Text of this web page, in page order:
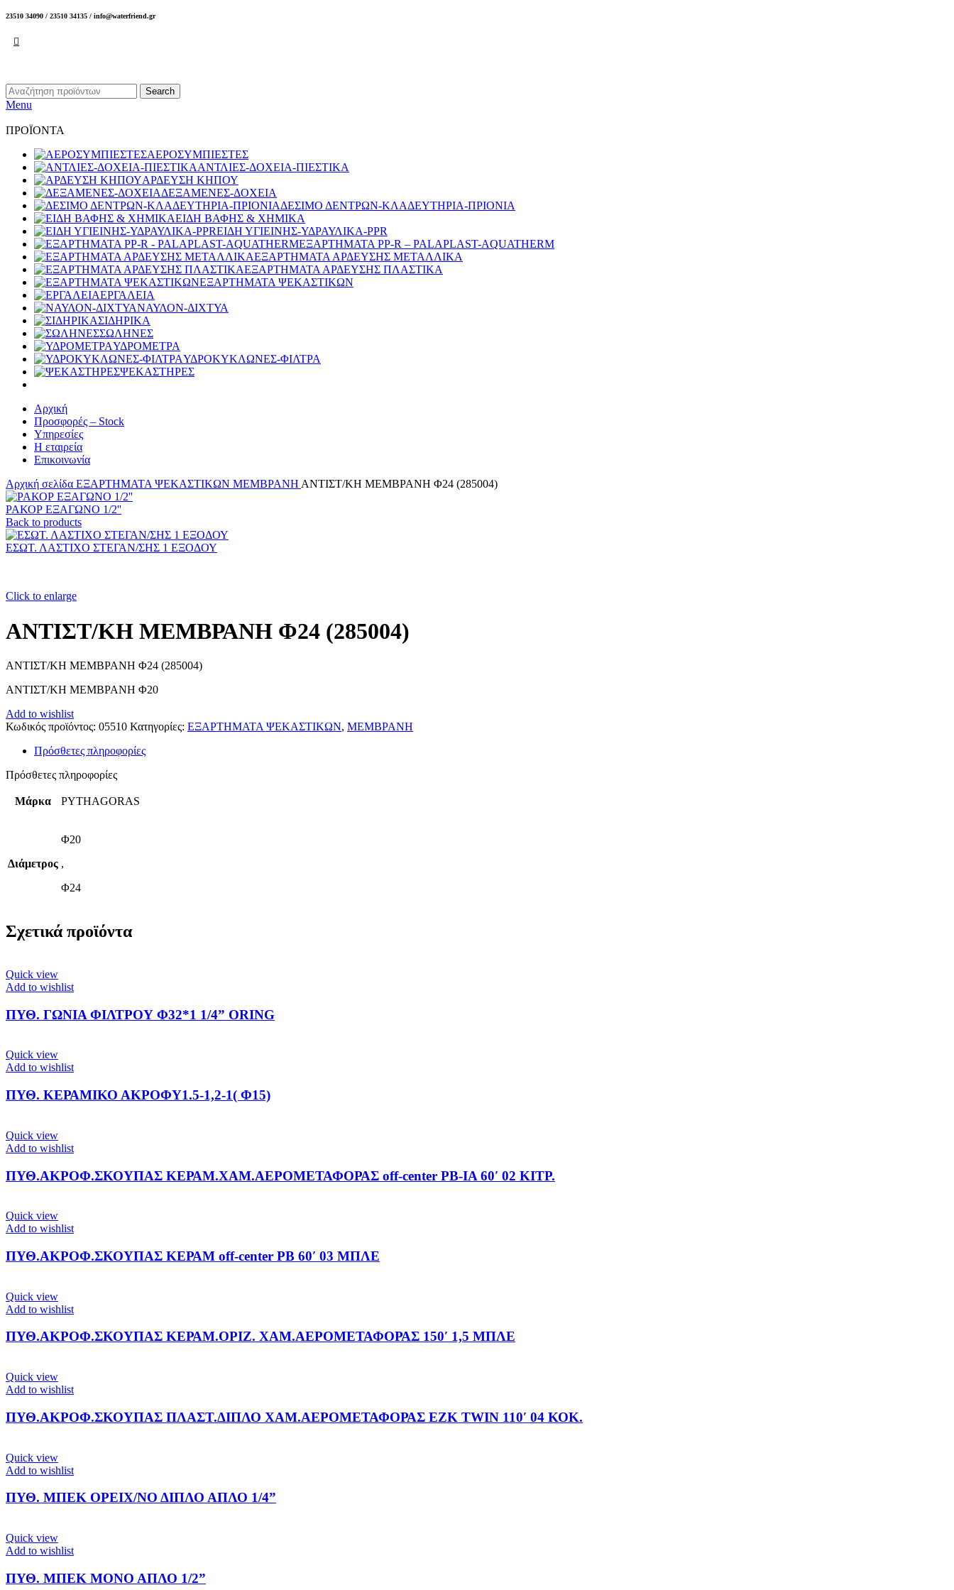
23510 34090 / 23510 34135 / info@waterfriend.gr
Search
Menu
ΠΡΟΪΟΝΤΑ
ΑΕΡΟΣΥΜΠΙΕΣΤΕΣ
ΑΝΤΛΙΕΣ-ΔΟΧΕΙΑ-ΠΙΕΣΤΙΚΑ
ΑΡΔΕΥΣΗ ΚΗΠΟΥ
ΔΕΞΑΜΕΝΕΣ-ΔΟΧΕΙΑ
ΔΕΣΙΜΟ ΔΕΝΤΡΩΝ-ΚΛΑΔΕΥΤΗΡΙΑ-ΠΡΙΟΝΙΑ
ΕΙΔΗ ΒΑΦΗΣ & ΧΗΜΙΚΑ
ΕΙΔΗ ΥΓΙΕΙΝΗΣ-ΥΔΡΑΥΛΙΚΑ-PPR
ΕΞΑΡΤΗΜΑΤΑ PP-R – PALAPLAST-AQUATHERM
ΕΞΑΡΤΗΜΑΤΑ ΑΡΔΕΥΣΗΣ ΜΕΤΑΛΛΙΚΑ
ΕΞΑΡΤΗΜΑΤΑ ΑΡΔΕΥΣΗΣ ΠΛΑΣΤΙΚΑ
ΕΞΑΡΤΗΜΑΤΑ ΨΕΚΑΣΤΙΚΩΝ
ΕΡΓΑΛΕΙΑ
ΝΑΥΛΟΝ-ΔΙΧΤΥΑ
ΣΙΔΗΡΙΚΑ
ΣΩΛΗΝΕΣ
ΥΔΡΟΜΕΤΡΑ
ΥΔΡΟΚΥΚΛΩΝΕΣ-ΦΙΛΤΡΑ
ΨΕΚΑΣΤΗΡΕΣ
Αρχική
Προσφορές – Stock
Υπηρεσίες
Η εταιρεία
Επικοινωνία
Αρχική σελίδα ΕΞΑΡΤΗΜΑΤΑ ΨΕΚΑΣΤΙΚΩΝ ΜΕΜΒΡΑΝΗ ΑΝΤΙΣΤ/ΚΗ ΜΕΜΒΡΑΝΗ Φ24 (285004)
ΡΑΚΟΡ ΕΞΑΓΩΝΟ 1/2''
Back to products
ΕΣΩΤ. ΛΑΣΤΙΧΟ ΣΤΕΓΑΝ/ΣΗΣ 1 ΕΞΟΔΟΥ
Click to enlarge
ΑΝΤΙΣΤ/ΚΗ ΜΕΜΒΡΑΝΗ Φ24 (285004)
ΑΝΤΙΣΤ/ΚΗ ΜΕΜΒΡΑΝΗ Φ24 (285004)
ΑΝΤΙΣΤ/ΚΗ ΜΕΜΒΡΑΝΗ Φ20
Add to wishlist
Κωδικός προϊόντος: 05510 Κατηγορίες: ΕΞΑΡΤΗΜΑΤΑ ΨΕΚΑΣΤΙΚΩΝ, ΜΕΜΒΡΑΝΗ
Πρόσθετες πληροφορίες
Πρόσθετες πληροφορίες
Μάρκα PYTHAGORAS
Διάμετρος
Φ20
,
Φ24
Σχετικά προϊόντα
Quick view
Add to wishlist
ΠΥΘ. ΓΩΝΙΑ ΦΙΛΤΡΟΥ Φ32*1 1/4” ORING
Quick view
Add to wishlist
ΠΥΘ. ΚΕΡΑΜΙΚΟ ΑΚΡΟΦΥ1.5-1,2-1( Φ15)
Quick view
Add to wishlist
ΠΥΘ.ΑΚΡΟΦ.ΣΚΟΥΠΑΣ ΚΕΡΑΜ.ΧΑΜ.ΑΕΡΟΜΕΤΑΦΟΡΑΣ off-center PB-IA 60′ 02 ΚΙΤΡ.
Quick view
Add to wishlist
ΠΥΘ.ΑΚΡΟΦ.ΣΚΟΥΠΑΣ ΚΕΡΑΜ off-center PB 60′ 03 ΜΠΛΕ
Quick view
Add to wishlist
ΠΥΘ.ΑΚΡΟΦ.ΣΚΟΥΠΑΣ ΚΕΡΑΜ.ΟΡΙΖ. ΧΑΜ.ΑΕΡΟΜΕΤΑΦΟΡΑΣ 150′ 1,5 ΜΠΛΕ
Quick view
Add to wishlist
ΠΥΘ.ΑΚΡΟΦ.ΣΚΟΥΠΑΣ ΠΛΑΣΤ.ΔΙΠΛΟ ΧΑΜ.ΑΕΡΟΜΕΤΑΦΟΡΑΣ ΕΖΚ ΤWIN 110′ 04 ΚΟΚ.
Quick view
Add to wishlist
ΠΥΘ. ΜΠΕΚ ΟΡΕΙΧ/ΝΟ ΔΙΠΛΟ ΑΠΛΟ 1/4”
Quick view
Add to wishlist
ΠΥΘ. ΜΠΕΚ ΜΟΝΟ ΑΠΛΟ 1/2”